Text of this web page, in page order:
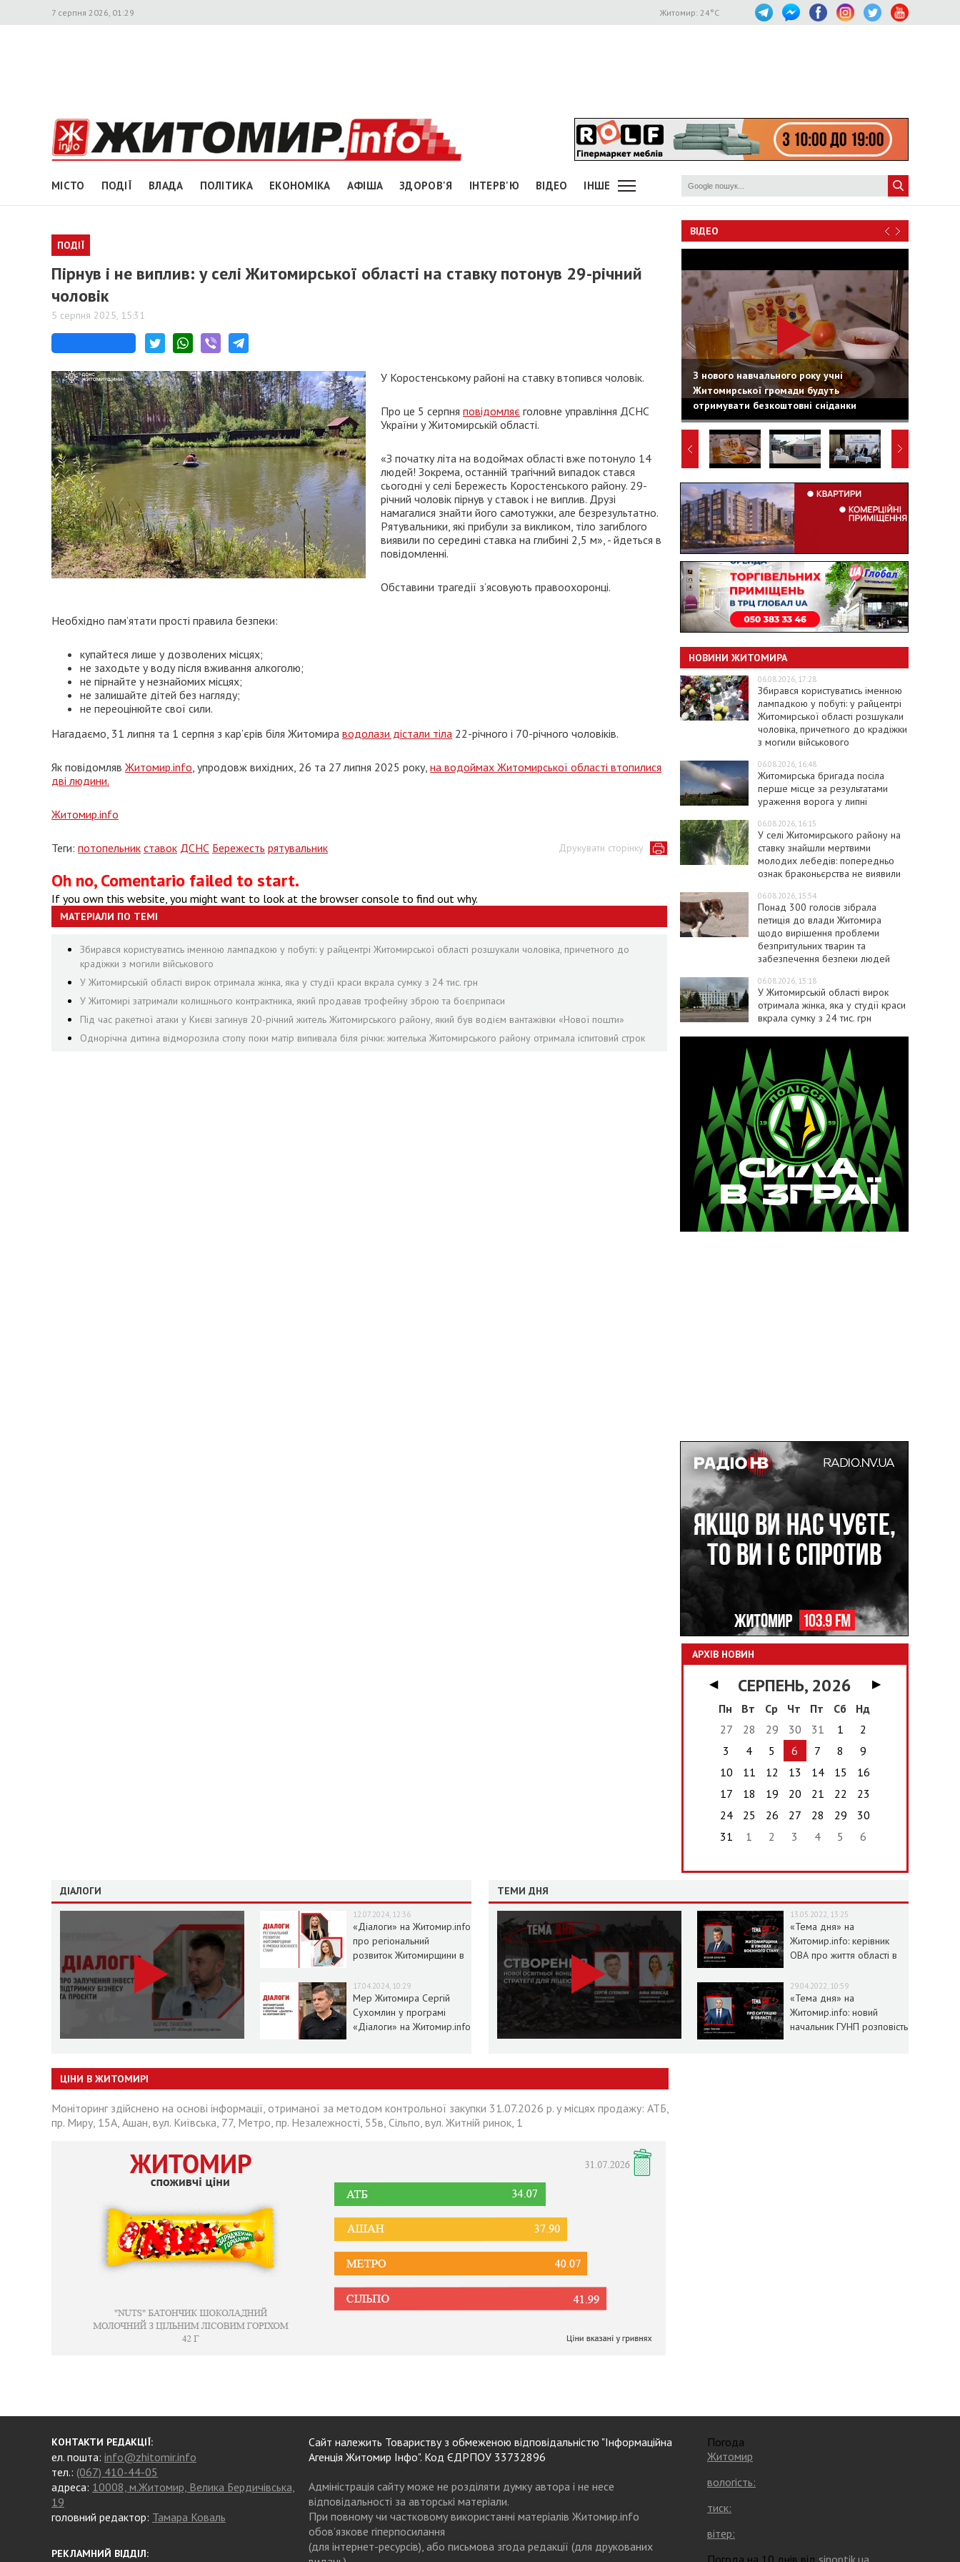
7 серпня 2026, 01:29 Житомир: 24°C
МІСТО ПОДІЇ ВЛАДА ПОЛІТИКА ЕКОНОМІКА АФІША ЗДОРОВ'Я ІНТЕРВ'Ю ВІДЕО ІНШЕ
ПОДІЇ
Пірнув і не виплив: у селі Житомирської області на ставку потонув 29-річний
чоловік
5 серпня 2025, 15:31
У Коростенському районі на ставку втопився чоловік.
Про це 5 серпня повідомляє головне управління ДСНС
України у Житомирській області.
«З початку літа на водоймах області вже потонуло 14
людей! Зокрема, останній трагічний випадок стався
сьогодні у селі Бережесть Коростенського району. 29-
річний чоловік пірнув у ставок і не виплив. Друзі
намагалися знайти його самотужки, але безрезультатно.
Рятувальники, які прибули за викликом, тіло загиблого
виявили по середині ставка на глибині 2,5 м», - йдеться в
повідомленні.
Обставини трагедії з’ясовують правоохоронці.
Необхідно пам’ятати прості правила безпеки:
купайтеся лише у дозволених місцях;
не заходьте у воду після вживання алкоголю;
не пірнайте у незнайомих місцях;
не залишайте дітей без нагляду;
не переоцінюйте свої сили.
Нагадаємо, 31 липня та 1 серпня з кар’єрів біля Житомира водолази дістали тіла 22-річного і 70-річного чоловіків.
Як повідомляв Житомир.info, упродовж вихідних, 26 та 27 липня 2025 року, на водоймах Житомирської області втопилися
дві людини.
Житомир.info
Друкувати сторінку
Теги: потопельник ставок ДСНС Бережесть рятувальник
Oh no, Comentario failed to start.
If you own this website, you might want to look at the browser console to find out why.
МАТЕРІАЛИ ПО ТЕМІ
Збирався користуватись іменною лампадкою у побуті: у райцентрі Житомирської області розшукали чоловіка, причетного до
крадіжки з могили військового
У Житомирській області вирок отримала жінка, яка у студії краси вкрала сумку з 24 тис. грн
У Житомирі затримали колишнього контрактника, який продавав трофейну зброю та боєприпаси
Під час ракетної атаки у Києві загинув 20-річний житель Житомирського району, який був водієм вантажівки «Нової пошти»
Однорічна дитина відморозила стопу поки матір випивала біля річки: жителька Житомирського району отримала іспитовий строк
ВІДЕО
З нового навчального року учні
Житомирської громади будуть
отримувати безкоштовні сніданки
НОВИНИ ЖИТОМИРА
06.08.2026, 17:28
Збирався користуватись іменною
лампадкою у побуті: у райцентрі
Житомирської області розшукали
чоловіка, причетного до крадіжки
з могили військового
06.08.2026, 16:48
Житомирська бригада посіла
перше місце за результатами
ураження ворога у липні
06.08.2026, 16:15
У селі Житомирського району на
ставку знайшли мертвими
молодих лебедів: попередньо
ознак браконьєрства не виявили
06.08.2026, 15:54
Понад 300 голосів зібрала
петиція до влади Житомира
щодо вирішення проблеми
безпритульних тварин та
забезпечення безпеки людей
06.08.2026, 15:18
У Житомирській області вирок
отримала жінка, яка у студії краси
вкрала сумку з 24 тис. грн
АРХІВ НОВИН
◀ СЕРПЕНЬ, 2026
▶
Пн
Вт Ср Чт Пт Сб
Нд
27
28 29 30 31 1
2
3
4 5 6 7 8
9
10
11 12 13 14 15
16
17
18 19 20 21 22
23
24
25 26 27 28 29
30
31
1 2 3 4 5 6
ДІАЛОГИ
12.07.2024, 12:36
«Діалоги» на Житомир.info
про регіональний
розвиток Житомирщини в
17.04.2024, 10:29
Мер Житомира Сергій
Сухомлин у програмі
«Діалоги» на Житомир.info
ТЕМИ ДНЯ
13.05.2022, 13:25
«Тема дня» на
Житомир.info: керівник
ОВА про життя області в
29.04.2022, 10:59
«Тема дня» на
Житомир.info: новий
начальник ГУНП розповість
ЦІНИ В ЖИТОМИРІ
Моніторинг здійснено на основі інформації, отриманої за методом контрольної закупки 31.07.2026 р. у місцях продажу: АТБ,
пр. Миру, 15А, Ашан, вул. Київська, 77, Метро, пр. Незалежності, 55в, Сільпо, вул. Житній ринок, 1
КОНТАКТИ РЕДАКЦІЇ:
ел. пошта: info@zhitomir.info
тел.: (067) 410-44-05
адреса: 10008, м.Житомир, Велика Бердичівська,
19
головний редактор: Тамара Коваль
РЕКЛАМНИЙ ВІДДІЛ:
Сайт належить Товариству з обмеженою відповідальністю "Інформаційна
Агенція Житомир Інфо". Код ЄДРПОУ 33732896
Адміністрація сайту може не розділяти думку автора і не несе
відповідальності за авторські матеріали.
При повному чи частковому використанні матеріалів Житомир.info
обов’язкове гіперпосилання
(для інтернет-ресурсів), або письмова згода редакції (для друкованих
Погода
Житомир
вологість:
тиск:
вітер:
Погода на 10 днів від sinoptik.ua